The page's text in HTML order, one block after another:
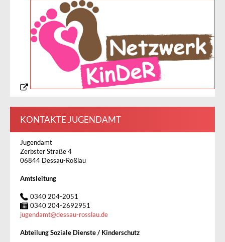
KONTAKTE JUGENDAMT
Jugendamt
Zerbster Straße 4
06844 Dessau-Roßlau
Amtsleitung
0340 204-2051
0340 204-2692951
jugendamt@dessau-rosslau.de
Abteilung Soziale Dienste / Kinderschutz